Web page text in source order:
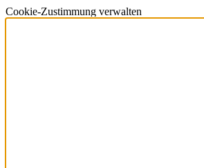
Cookie-Zustimmung verwalten